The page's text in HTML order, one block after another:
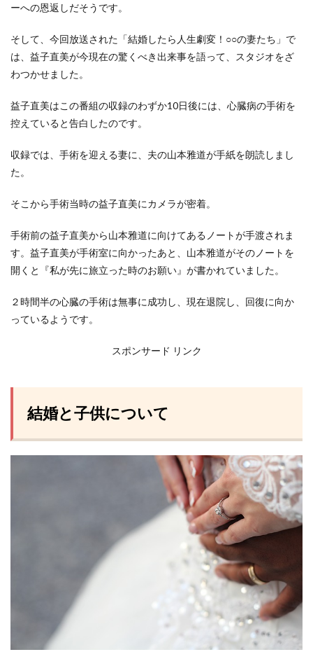
ーへの恩返しだそうです。
そして、今回放送された「結婚したら人生劇変！○○の妻たち」で
は、益子直美が今現在の驚くべき出来事を語って、スタジオをざ
わつかせました。
益子直美はこの番組の収録のわずか10日後には、心臓病の手術を
控えていると告白したのです。
収録では、手術を迎える妻に、夫の山本雅道が手紙を朗読しまし
た。
そこから手術当時の益子直美にカメラが密着。
手術前の益子直美から山本雅道に向けてあるノートが手渡されま
す。益子直美が手術室に向かったあと、山本雅道がそのノートを
開くと『私が先に旅立った時のお願い』が書かれていました。
２時間半の心臓の手術は無事に成功し、現在退院し、回復に向か
っているようです。
スポンサード リンク
結婚と子供について